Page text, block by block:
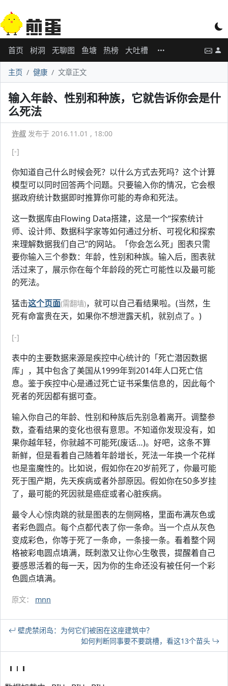
首页 树洞 无聊图 鱼塘 热榜 大吐槽
主页 健康 文章正文
输入年龄、性别和种族，它就告诉你会是什
么死法
许叔 发布于 2016.11.01 , 18:00
[-]
你知道自己什么时候会死？以什么方式去死吗？这个计算
模型可以同时回答两个问题。只要输入你的情况，它会根
据政府统计数据即时推算你可能的寿命和死法。
这一数据库由Flowing Data搭建，这是一个“探索统计
师、设计师、数据科学家等如何通过分析、可视化和探索
来理解数据我们自己”的网站。「你会怎么死」图表只需
要你输入三个参数：年龄，性别和种族。输入后，图表就
活过来了，展示你在每个年龄段的死亡可能性以及最可能
的死法。
猛击这个页面(需翻墙)，就可以自己看结果啦。(当然，生
死有命富贵在天，如果你不想泄露天机，就别点了。)
[-]
表中的主要数据来源是疾控中心统计的「死亡潜因数据
库」，其中包含了美国从1999年到2014年人口死亡信
息。鉴于疾控中心是通过死亡证书采集信息的，因此每个
死者的死因都有据可查。
输入你自己的年龄、性别和种族后先别急着离开。调整参
数，查看结果的变化也很有意思。不知道你发现没有，如
果你越年轻，你就越不可能死(废话…)。好吧，这条不算
新鲜，但是看着自己随着年龄增长，死法一年换一个花样
也是蛮魔性的。比如说，假如你在20岁前死了，你最可能
死于围产期，先天疾病或者外部原因。假如你在50多岁挂
了，最可能的死因就是癌症或者心脏疾病。
最令人心惊肉跳的就是图表的左侧网格，里面布满灰色或
者彩色圆点。每个点都代表了你一条命。当一个点从灰色
变成彩色，你等于死了一条命，一条接一条。看着整个网
格被彩电圆点填满，既刺激又让你心生敬畏，提醒着自己
要感恩活着的每一天，因为你的生命还没有被任何一个彩
色圆点填满。
原文： mnn
壁虎禁闭岛：为何它们被困在这座建筑中？
如何判断同事要不要跳槽，看这13个苗头